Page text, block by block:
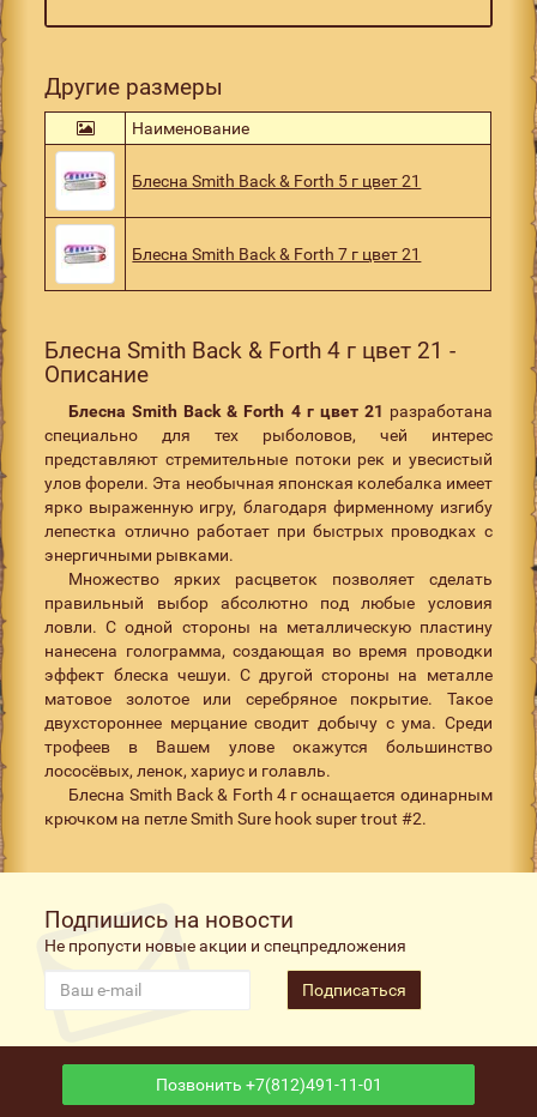
Другие размеры
Наименование
Блесна Smith Back & Forth 5 г цвет 21
Блесна Smith Back & Forth 7 г цвет 21
Блесна Smith Back & Forth 4 г цвет 21 -
Описание
Блесна Smith Back & Forth 4 г цвет 21 разработана
специально для тех рыболовов, чей интерес
представляют стремительные потоки рек и увесистый
улов форели. Эта необычная японская колебалка имеет
ярко выраженную игру, благодаря фирменному изгибу
лепестка отлично работает при быстрых проводках с
энергичными рывками.
Множество ярких расцветок позволяет сделать
правильный выбор абсолютно под любые условия
ловли. С одной стороны на металлическую пластину
нанесена голограмма, создающая во время проводки
эффект блеска чешуи. С другой стороны на металле
матовое золотое или серебряное покрытие. Такое
двухстороннее мерцание сводит добычу с ума. Среди
трофеев в Вашем улове окажутся большинство
лососёвых, ленок, хариус и голавль.
Блесна Smith Back & Forth 4 г оснащается одинарным
крючком на петле Smith Sure hook super trout #2.
Подпишись на новости
Не пропусти новые акции и спецпредложения
Подписаться
Позвонить +7(812)491-11-01